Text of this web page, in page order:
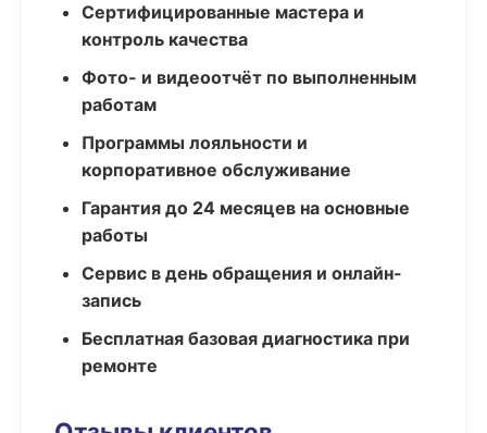
Сертифицированные мастера и
контроль качества
Фото- и видеоотчёт по выполненным
работам
Программы лояльности и
корпоративное обслуживание
Гарантия до 24 месяцев на основные
работы
Сервис в день обращения и онлайн-
запись
Бесплатная базовая диагностика при
ремонте